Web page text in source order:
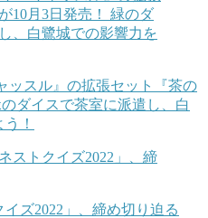
ッスル』の拡張セット『茶の
ダイスで茶室に派遣し、白
！
ズ2022」、締め切り迫る